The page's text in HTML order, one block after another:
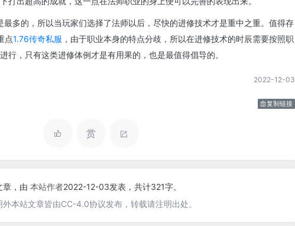
多的，所以当玩家们选择了法师以后，尽快的进修技术才是重中之重。值得存
点1.76传奇私服 ，由于职业本身的特点分歧，所以在进修技术的时辰需要按照职
行，只有这类进修体例才是有用果的，也是最值得倡导的。
2022-12-03
复制链接
赏
章，由 本站作者2022-12-03发表，共计321字。
外本站文章皆由CC-4.0协议发布，转载请注明出处。